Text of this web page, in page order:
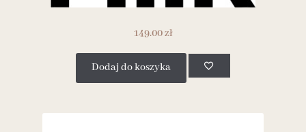
149.00zł
Dodaj do koszyka